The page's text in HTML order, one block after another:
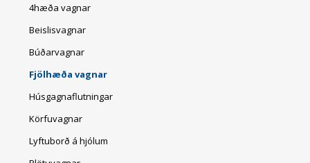
4hæða vagnar
Beislisvagnar
Búðarvagnar
Fjölhæða vagnar
Húsgagnaflutningar
Körfuvagnar
Lyftuborð á hjólum